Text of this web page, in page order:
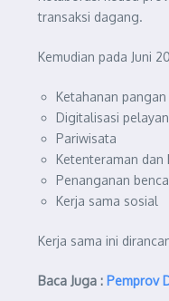
transaksi dagang.
Kemudian pada Juni
Ketahanan pangan
Digitalisasi
Pariwisata
Ketenteraman
Penanganan
Kerja sama sosial
Kerja sama ini
Baca Juga : Pemprov